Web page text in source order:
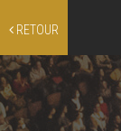
RETOUR